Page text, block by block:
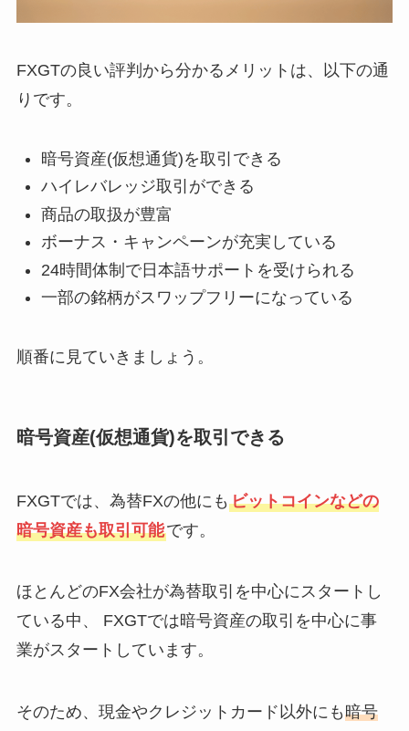
FXGTの良い評判から分かるメリットは、以下の通
りです。
暗号資産(仮想通貨)を取引できる
ハイレバレッジ取引ができる
商品の取扱が豊富
ボーナス・キャンペーンが充実している
24時間体制で日本語サポートを受けられる
一部の銘柄がスワップフリーになっている
順番に見ていきましょう。
暗号資産(仮想通貨)を取引できる
FXGTでは、為替FXの他にも ビットコインなどの
暗号資産も取引可能です。
ほとんどのFX会社が為替取引を中心にスタートし
ている中、 FXGTでは暗号資産の取引を中心に事
業がスタートしています。
そのため、現金やクレジットカード以外にも暗号